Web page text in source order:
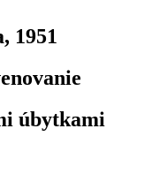
1951
úbytkami